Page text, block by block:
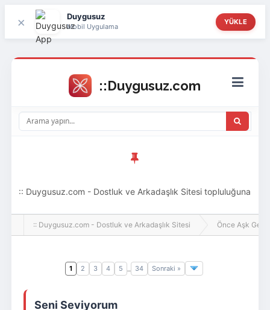
× Duygusuz
Mobil Uygulama
YÜKLE
:: Duygusuz.com - Dostluk ve Arkadaşlık Sitesi topluluğuna
hoş geldin ziyaretçi! Aramıza katılmak istersen kayıt
:: Duygusuz.com - Dostluk ve Arkadaşlık Sitesi Önce Aşk Gelir
1 2 3 4 5 .. 34 Sonraki »
Seni Seviyorum